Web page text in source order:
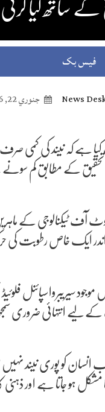
کے ساتھ کیا
فیس بک
News جنوري 22, 2026
کہ نیند کی کمی صرف
کے مطابق کم سونے کے
آف ٹیکنالوجی کے
خاص رطوبت کی حرکت
سیریبرواسپائنل
لیے انتہائی ضروری
جب انسان کو پوری
مشکل ہو جاتا ہے اور ذہنی